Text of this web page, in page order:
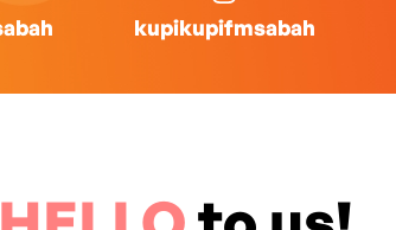
kupikupifmsabah